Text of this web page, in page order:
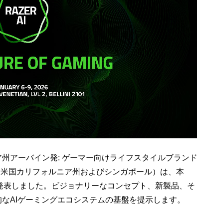
アーバイン発: ゲーマー向けライフスタイルブランド
国カリフォルニア州およびシンガポール）は、本
しました。ビジョナリーなコンセプト、新製品、そ
AIゲーミングエコシステムの基盤を提示します。